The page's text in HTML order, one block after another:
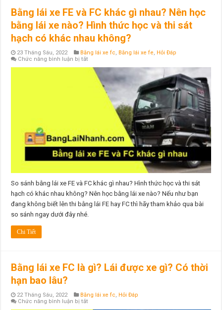
Bằng lái xe FE và FC khác gì nhau? Nên học
bằng lái xe nào? Hình thức học và thi sát
hạch có khác nhau không?
23 Tháng Sáu, 2022 Bằng lái xe fc, Bằng lái xe fe, Hỏi Đáp
Chức năng bình luận bị tắt
lái
bằng
lái
xe
nào?
Hình
học
và
thi
sát
hạch
có
So sánh bằng lái xe FE và FC khác gì nhau? Hình thức học và thi sát
hạch có khác nhau không? Nên học bằng lái xe nào? Nếu như bạn
đang không biết lên thi bằng lái FE hay FC thì hãy tham khảo qua bài
so sánh ngay dưới đây nhé.
Chi Tiết
Bằng lái xe FC là gì? Lái được xe gì? Có thời
hạn bao lâu?
22 Tháng Sáu, 2022 Bằng lái xe fc, Hỏi Đáp
Chức năng bình luận bị tắt